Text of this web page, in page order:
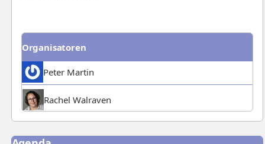
Organisatoren
Peter Martin
Rachel Walraven